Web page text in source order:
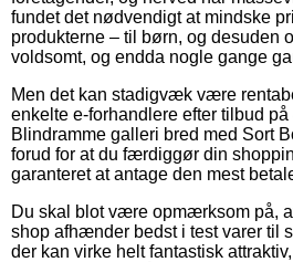
fundet det nødvendigt at mindske
produkterne – til børn, og desuden
voldsomt, og endda nogle gange
Men det kan stadigvæk være
enkelte e-forhandlere efter tilbud på
Blindramme galleri bred med Sort
forud for at du færdiggør din
garanteret at antage den mest
Du skal blot være opmærksom på,
shop afhænder bedst i test varer til
der kan virke helt fantastisk